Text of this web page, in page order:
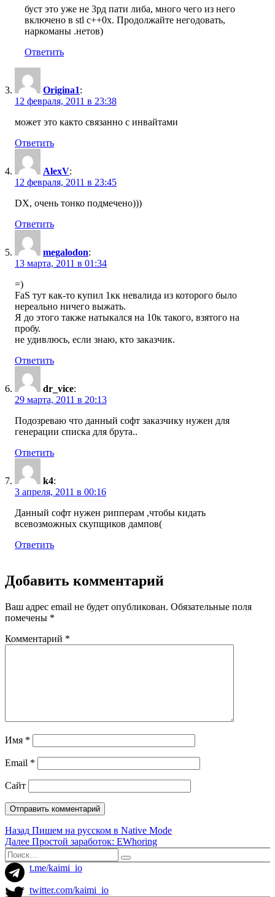
буст это уже не 3рд пати либа, много чего из него
включено в stl c++0x. Продолжайте негодовать,
наркоманы .нетов)
Ответить
Origina1:
12 февраля, 2011 в 23:38
может это както связанно с инвайтами
Ответить
AlexV:
12 февраля, 2011 в 23:45
DX, очень тонко подмечено)))
Ответить
megalodon:
13 марта, 2011 в 01:34
=)
FaS тут как-то купил 1кк невалида из которого было
нереально ничего выжать.
Я до этого также натыкался на 10к такого, взятого на
пробу.
не удивлюсь, если знаю, кто заказчик.
Ответить
dr_vice:
29 марта, 2011 в 20:13
Подозреваю что данный софт заказчику нужен для
генерации списка для брута..
Ответить
k4:
3 апреля, 2011 в 00:16
Данный софт нужен рипперам ,чтобы кидать
всевозможных скупщиков дампов(
Ответить
Добавить комментарий
Ваш адрес email не будет опубликован. Обязательные поля
помечены *
Комментарий *
Имя *
Email *
Сайт
Навигация
по
записям
Назад Предыдущая
запись:
Пишем на русском в Native Mode
Далее Следующая
запись:
Простой заработок: EWhoring
Искать:
Поиск
t.me/kaimi_io
twitter.com/kaimi_io